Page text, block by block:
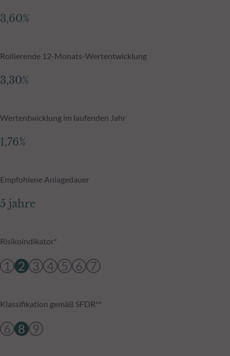
3,60%
Rollierende 12-Monats-Wertentwicklung
3,30%
Wertentwicklung im laufenden Jahr
1,76%
Empfohlene Anlagedauer
5 jahre
Risikoindikator*
1 2 3 4 5 6 7
Klassifikation gemäß SFDR**
6 8 9